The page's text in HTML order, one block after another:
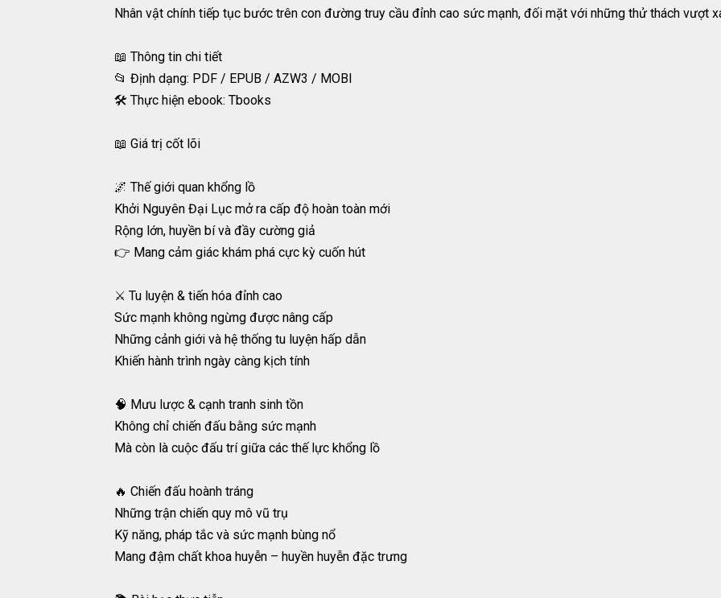
Nhân vật chính tiếp tục bước trên con đường truy cầu đỉnh cao sức mạnh, đối mặt với những thử thách vượt
📖 Thông tin chi tiết
📂 Định dạng: PDF / EPUB / AZW3 / MOBI
🛠️ Thực hiện ebook: Tbooks
📖 Giá trị cốt lõi
🌌 Thế giới quan khổng lồ
Khởi Nguyên Đại Lục mở ra cấp độ hoàn toàn mới
Rộng lớn, huyền bí và đầy cường giả
👉 Mang cảm giác khám phá cực kỳ cuốn hút
⚔️ Tu luyện & tiến hóa đỉnh cao
Sức mạnh không ngừng được nâng cấp
Những cảnh giới và hệ thống tu luyện hấp dẫn
Khiến hành trình ngày càng kịch tính
🧠 Mưu lược & cạnh tranh sinh tồn
Không chỉ chiến đấu bằng sức mạnh
Mà còn là cuộc đấu trí giữa các thế lực khổng lồ
🔥 Chiến đấu hoành tráng
Những trận chiến quy mô vũ trụ
Kỹ năng, pháp tắc và sức mạnh bùng nổ
Mang đậm chất khoa huyễn – huyền huyễn đặc trưng